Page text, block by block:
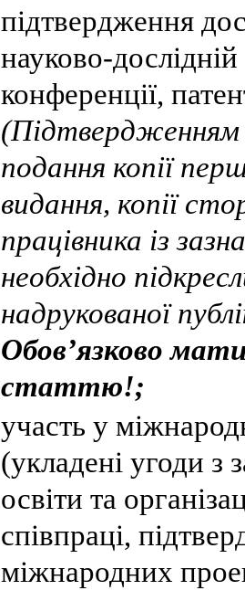
підтвердження
науково-дослідній
конференції,
(Підтвердженням
подання копії
видання, копії
працівника із
необхідно
надрукованої
Обов’язково
статтю!;
участь у
(укладені угоди з
освіти та
співпраці,
міжнародних